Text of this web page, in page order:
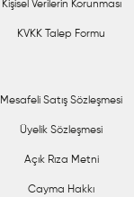
Kişisel Verilerin Korunması
KVKK Talep Formu
Mesafeli Satış Sözleşmesi
Üyelik Sözleşmesi
Açık Rıza Metni
Cayma Hakkı